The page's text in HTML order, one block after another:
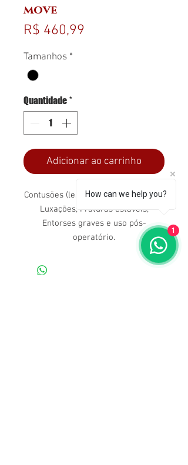
move
R$ 460,99
Tamanhos *
Quantidade *
Adicionar ao carrinho
Contusões (lesões de tecidos moles);
Luxações; Fraturas estáveis;
Entorses graves e uso pós-
operatório.
How can we help you?
1